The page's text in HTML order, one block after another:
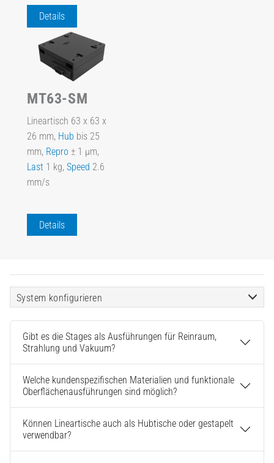
Details
MT63-SM
Lineartisch 63 x 63 x
26 mm, Hub bis 25
mm, Repro ± 1 µm,
Last 1 kg, Speed 2.6
mm/s
Details
System konfigurieren
Gibt es die Stages als Ausführungen für Reinraum,
Strahlung und Vakuum?
Welche kundenspezifischen Materialien und funktionale
Oberflächenausführungen sind möglich?
Können Lineartische auch als Hubtische oder gestapelt
verwendbar?